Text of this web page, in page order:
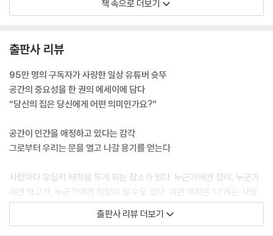
방 하나를 넘어 집 안 곳곳에 손을 댈 수 있기를 바랐다.
잠이 오지 않으면 밤을 새우고, 그러다가 혼자 견딜 수 없는 날이 오면 친구
들을 잔뜩 불렀다. 모두가 돌아간 새벽엔 침대에 누워 공허한 천장을 보며
울었다. 벽을 보고 돌아누울 필요가 없는 방이었다.
--- p.29, 「스물셋, 독립」 중에서
그즈음 나는 일상에서 벗어나고 싶었다. 아주 어렸을 때부터 살아온 익숙
하고도 지겨운 동네를 벗어나 새로운 곳에서 삶을 환기하길 바랐다. 버스
과 약속을 잡을 때 굳이 휴대폰을 붙잡고 지역 맛집을 찾아보지 않아도 맛
이 보장되는 단골집을 찾아갈 수 있는 생활은 편리했지만 권태로웠다. 추
억이 많으면 잊고 싶은 기억도 덩달아 늘어나는 법이었다.
--- p.55, 「갈매기가 나는 곳」 중에서
책 속으로 더보기
출판사 리뷰
95만 명의 구독자가 사랑한 일상 유튜버 슛뚜
공간의 중요성을 한 권의 에세이에 담다
“당신의 집은 당신에게 어떤 의미인가요?”
공간이 인간을 애정하고 있다는 감각
그로부터 우리는 문을 열고 나갈 용기를 얻는다
사람마다 유달리 애착을 두게 되는 장소가 있다. 누군가에겐 집이, 누군가
에겐 학교가, 누군가에겐 직장이 될 수도 있다. 이런 애착은 ‘나’라는 사람
이 공간을 사랑하기 때문에 생기는 것만 같지만 사실은 그 반대다. 그곳으
로부터 충분히 사랑받고 있기에 그 자리를 사랑할 수밖에 없어진다. 그러
출판사 리뷰 더보기